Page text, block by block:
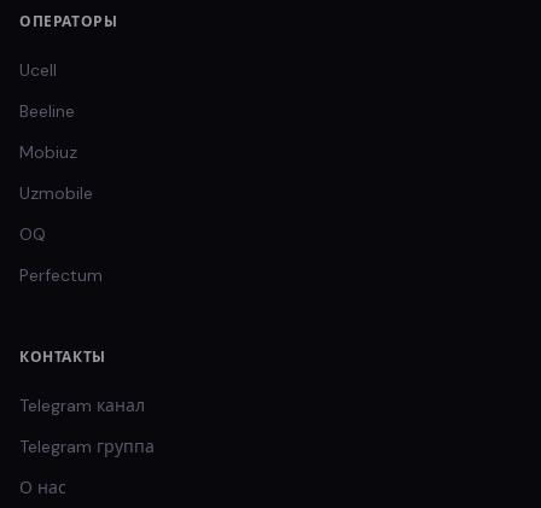
ОПЕРАТОРЫ
Ucell
Beeline
Mobiuz
Uzmobile
OQ
Perfectum
КОНТАКТЫ
Telegram канал
Telegram группа
О нас